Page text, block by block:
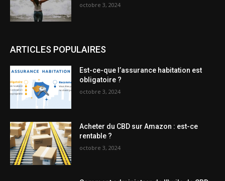
octobre 3, 2024
ARTICLES POPULAIRES
Est-ce-que l’assurance habitation est
obligatoire ?
octobre 3, 2024
Acheter du CBD sur Amazon : est-ce
rentable ?
octobre 3, 2024